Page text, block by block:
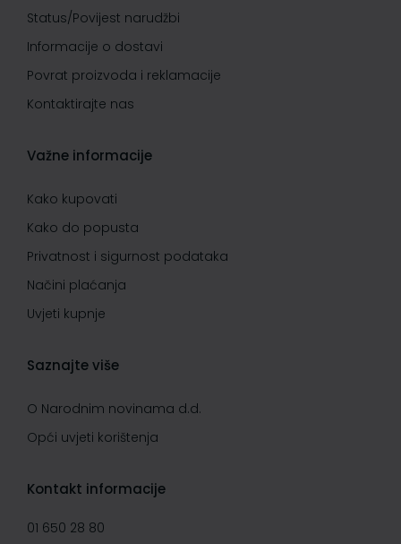
Status/Povijest narudžbi
Informacije o dostavi
Povrat proizvoda i reklamacije
Kontaktirajte nas
Važne informacije
Kako kupovati
Kako do popusta
Privatnost i sigurnost podataka
Načini plaćanja
Uvjeti kupnje
Saznajte više
O Narodnim novinama d.d.
Opći uvjeti korištenja
Kontakt informacije
01 650 28 80